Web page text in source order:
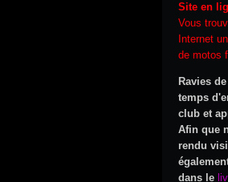
Site en
Vous
Internet
de motos
Ravies
temps
club et
Afin que
rendu
dans le li